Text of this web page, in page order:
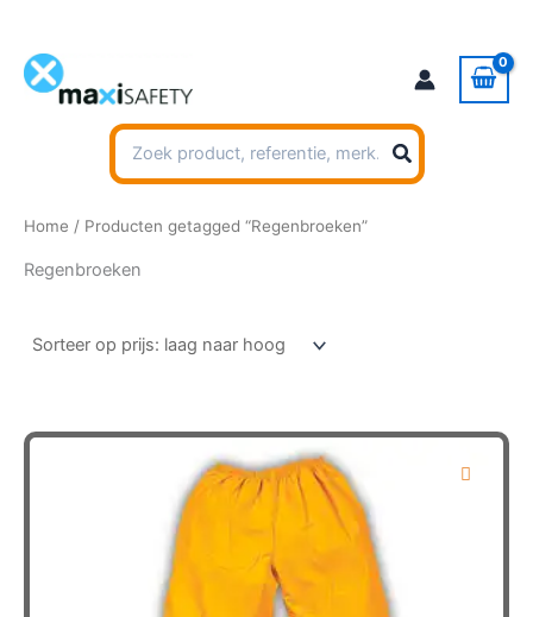
inhoud
Zoeken
naar:
Home / Producten getagged “Regenbroeken”
Regenbroeken